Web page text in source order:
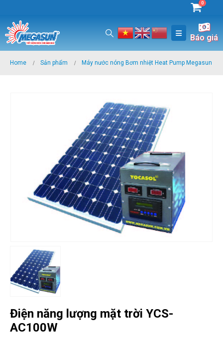
0
Báo giá
Home Sản phẩm Máy nước nóng Bơm nhiệt Heat Pump Megasun
Điện năng lượng mặt trời YCS-
AC100W